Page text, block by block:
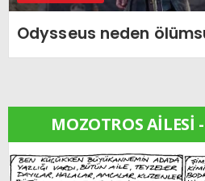
Odysseus neden
MOZOTROS